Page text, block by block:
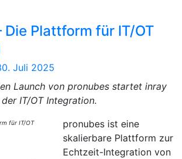
Die Plattform für IT/OT
Juli 2025
Launch von pronubes startet inray
IT/OT Integration.
pronubes ist eine
skalierbare Plattform zur
Echtzeit-Integration von